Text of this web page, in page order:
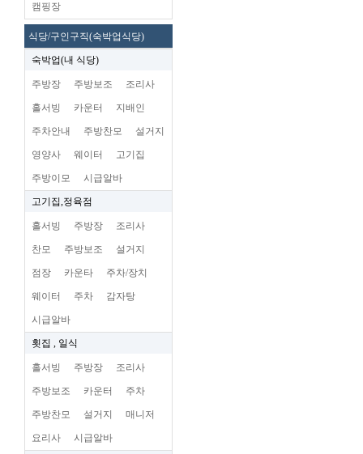
캠핑장
식당/구인구직(숙박업식당)
숙박업(내 식당)
주방장 주방보조 조리사
홀서빙 카운터 지배인
주차안내 주방찬모 설거지
영양사 웨이터 고기집
주방이모 시급알바
고기집,정육점
홀서빙 주방장 조리사
찬모 주방보조 설거지
점장 카운타 주차/장치
웨이터 주차 감자탕
시급알바
횟집 , 일식
홀서빙 주방장 조리사
주방보조 카운터 주차
주방찬모 설거지 매니저
요리사 시급알바